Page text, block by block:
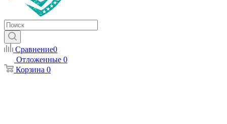
Сравнение0
Отложенные 0
Корзина 0